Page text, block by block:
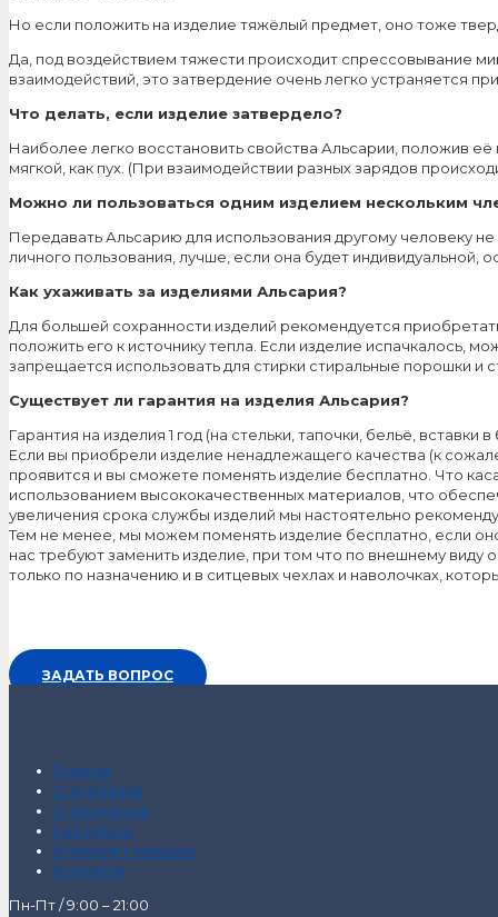
Но если положить на изделие тяжёлый предмет, оно тоже
Да, под воздействием тяжести происходит спрессовывание
взаимодействий, это затвердение очень легко устраняется
Что делать, если изделие затвердело?
Наиболее легко восстановить свойства Альсарии, положив
мягкой, как пух. (При взаимодействии разных зарядов
Можно ли пользоваться одним изделием нескольким
Передавать Альсарию для использования другому человеку
личного пользования, лучше, если она будет
Как ухаживать за изделиями Альсария?
Для большей сохранности изделий рекомендуется
положить его к источнику тепла. Если изделие испачкалось,
запрещается использовать для стирки стиральные порошки и
Существует ли гарантия на изделия Альсария?
Гарантия на изделия 1 год (на стельки, тапочки, бельё, вставки
Если вы приобрели изделие ненадлежащего качества (к
проявится и вы сможете поменять изделие бесплатно. Что
использованием высококачественных материалов, что
увеличения срока службы изделий мы настоятельно
Тем не менее, мы можем поменять изделие бесплатно, если
нас требуют заменить изделие, при том что по внешнему виду
только по назначению и в ситцевых чехлах и наволочках,
ЗАДАТЬ ВОПРОС
Главная
О компании
О продукции
Как купить
Интернет-магазин
Контакты
Пн-Пт / 9:00 – 21:00